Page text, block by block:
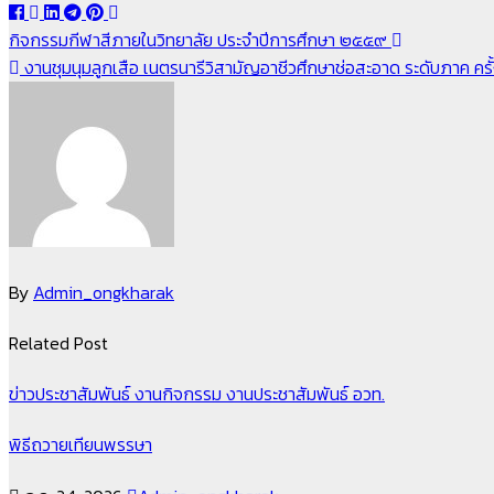
แนะแนว
เรื่อง
กิจกรรมกีฬาสีภายในวิทยาลัย ประจำปีการศึกษา ๒๕๕๙
งานชุมนุมลูกเสือ เนตรนารีวิสามัญอาชีวศึกษาช่อสะอาด ระดับภาค ค
By Admin_ongkharak
Related Post
ข่าวประชาสัมพันธ์งานกิจกรรม งานประชาสัมพันธ์อวท.
พิธีถวายเทียนพรรษา